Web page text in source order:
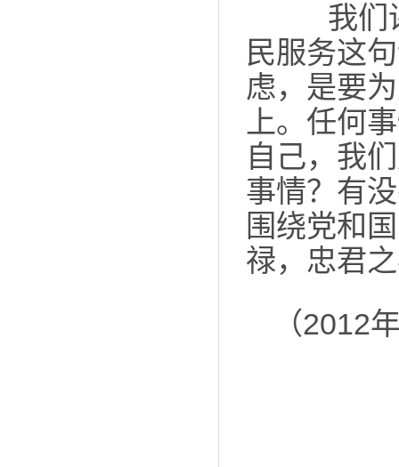
我们讲
民服务这
虑，是要
上。任何
自己，我
事情？有
围绕党和
禄，忠君
（2012